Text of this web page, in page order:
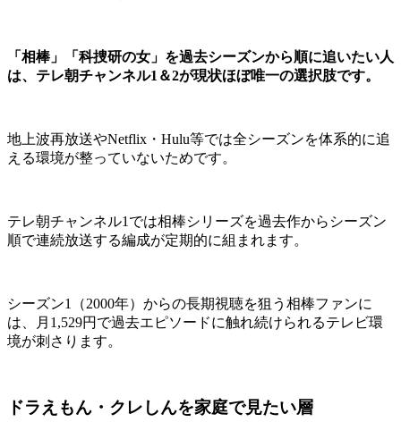
「相棒」「科捜研の女」を過去シーズンから順に追いたい人
は、テレ朝チャンネル1＆2が現状ほぼ唯一の選択肢です。
地上波再放送やNetflix・Hulu等では全シーズンを体系的に追
える環境が整っていないためです。
テレ朝チャンネル1では相棒シリーズを過去作からシーズン
順で連続放送する編成が定期的に組まれます。
シーズン1（2000年）からの長期視聴を狙う相棒ファンに
は、月1,529円で過去エピソードに触れ続けられるテレビ環
境が刺さります。
ドラえもん・クレしんを家庭で見たい層